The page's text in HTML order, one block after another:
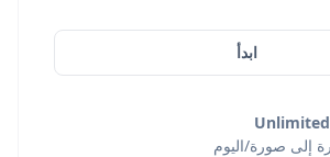
ابدأ
Unlimited